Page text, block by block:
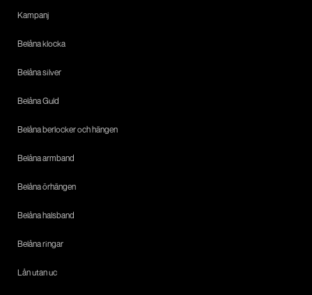
Kampanj
Belåna klocka
Belåna silver
Belåna Guld
Belåna berlocker och hängen
Belåna armband
Belåna örhängen
Belåna halsband
Belåna ringar
Lån utan uc